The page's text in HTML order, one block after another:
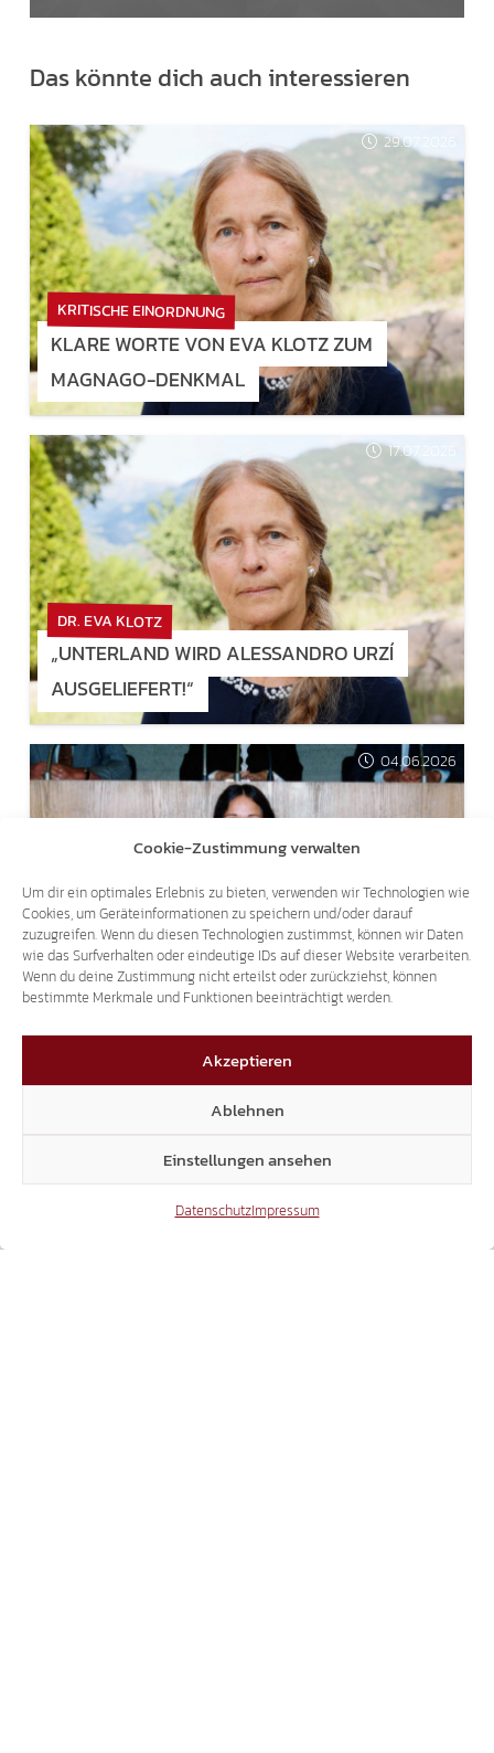
Cookie-Zustimmung verwalten
Um dir ein optimales Erlebnis zu bieten, verwenden wir Technologien wie
Cookies, um Geräteinformationen zu speichern und/oder darauf
zuzugreifen. Wenn du diesen Technologien zustimmst, können wir Daten
wie das Surfverhalten oder eindeutige IDs auf dieser Website verarbeiten.
Wenn du deine Zustimmung nicht erteilst oder zurückziehst, können
bestimmte Merkmale und Funktionen beeinträchtigt werden.
Akzeptieren
Ablehnen
Einstellungen ansehen
DatenschutzImpressum
Das könnte dich auch interessieren
29.07.2026
KRITISCHE EINORDNUNG
KLARE WORTE VON EVA KLOTZ ZUM
MAGNAGO-DENKMAL
17.07.2026
DR. EVA KLOTZ
„UNTERLAND WIRD ALESSANDRO URZÍ
AUSGELIEFERT!“
04.06.2026
ZUM 75. GEBURTSTAG
STATIONEN AUS EVA KLOTZ` POLITISCHEM
LEBEN